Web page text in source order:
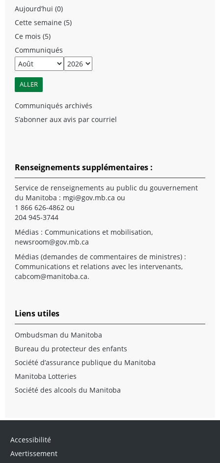
Aujourd’hui (0)
Cette semaine (5)
Ce mois (5)
Communiqués
Communiqués archivés
S’abonner aux avis par courriel
Renseignements supplémentaires :
Service de renseignements au public du gouvernement
du Manitoba : mgi@gov.mb.ca ou
1 866 626-4862 ou
204 945-3744
Médias : Communications et mobilisation,
newsroom@gov.mb.ca
Médias (demandes de commentaires de ministres) :
Communications et relations avec les intervenants,
cabcom@manitoba.ca.
Liens utiles
Ombudsman du Manitoba
Bureau du protecteur des enfants
Société d’assurance publique du Manitoba
Manitoba Lotteries
Société des alcools du Manitoba
Accessibilité
Avertissement